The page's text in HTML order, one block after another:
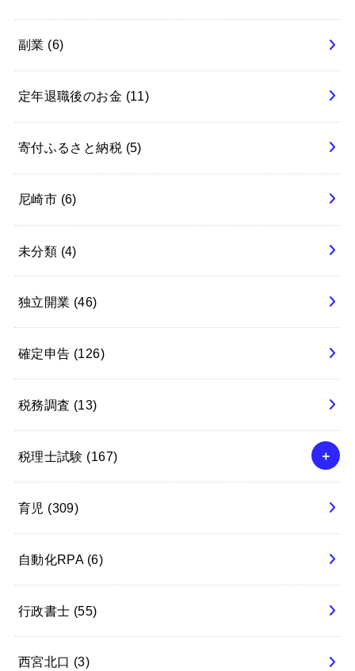
副業 (6)
定年退職後のお金 (11)
寄付ふるさと納税 (5)
尼崎市 (6)
未分類 (4)
独立開業 (46)
確定申告 (126)
税務調査 (13)
税理士試験 (167)
育児 (309)
自動化RPA (6)
行政書士 (55)
西宮北口 (3)